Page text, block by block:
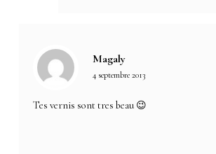
Magaly
4 septembre 2013
Tes vernis sont tres beau 😉